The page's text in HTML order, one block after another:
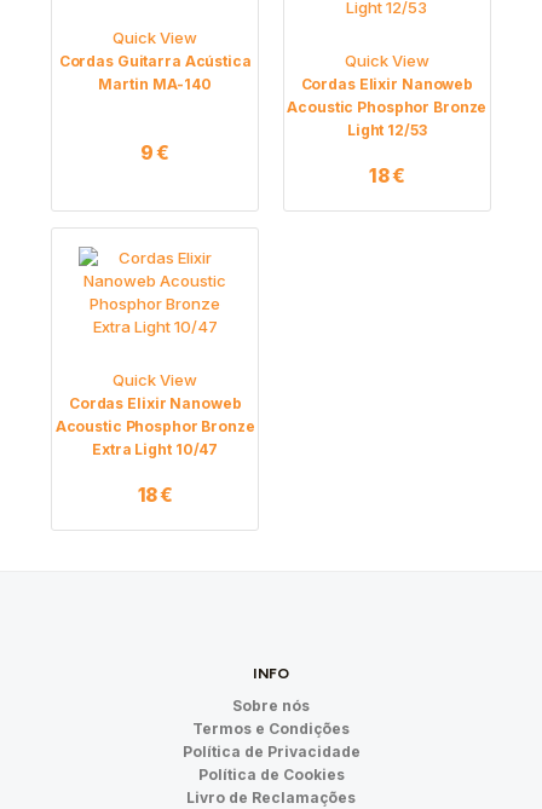
Quick View
Cordas Guitarra Acústica
Martin MA-140
9€
Quick View
Cordas Elixir Nanoweb
Acoustic Phosphor Bronze
Light 12/53
18€
Quick View
Cordas Elixir Nanoweb
Acoustic Phosphor Bronze
Extra Light 10/47
18€
INFO
Sobre nós
Termos e Condições
Política de Privacidade
Política de Cookies
Livro de Reclamações